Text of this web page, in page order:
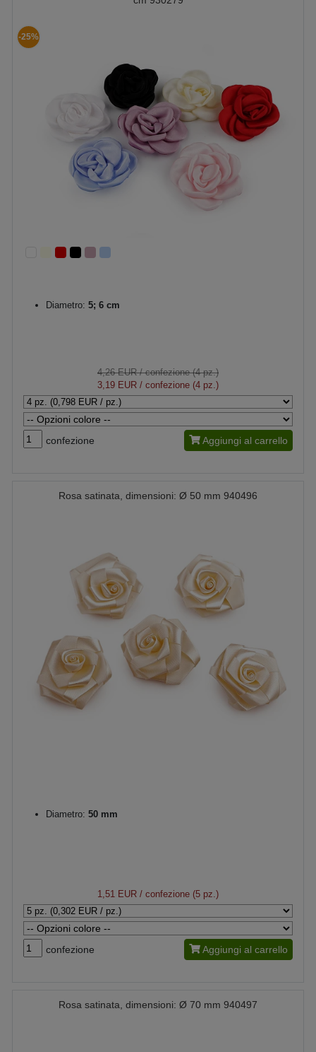
-25%
Diametro: 5; 6 cm
4,26 EUR/ confezione (4 pz.)
3,19 EUR / confezione (4 pz.)
confezione Aggiungi al carrello
Rosa satinata, dimensioni: Ø 50 mm 940496
Diametro: 50 mm
1,51 EUR / confezione (5 pz.)
confezione Aggiungi al carrello
Rosa satinata, dimensioni: Ø 70 mm 940497